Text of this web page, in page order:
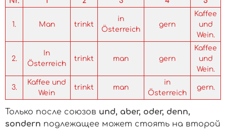
1. Man trinkt
in
Österreich
gern
Kaffee
und
Wein.
2.
In
Österreich
trinkt man gern
Kaffee
und
Wein.
3.
Kaffee und
Wein
trinkt man
in
Österreich
gern.
Только после союзов und, aber, oder, denn,
sondern подлежащее может стоять на второй